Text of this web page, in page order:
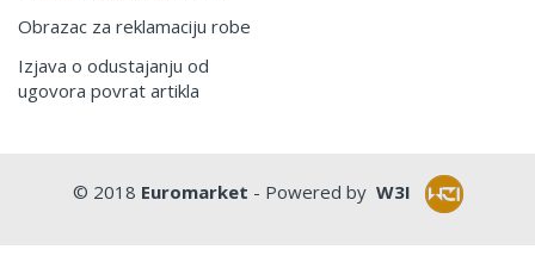
Obrazac za reklamaciju robe
Izjava o odustajanju od
ugovora povrat artikla
© 2018 Euromarket - Powered by W3I